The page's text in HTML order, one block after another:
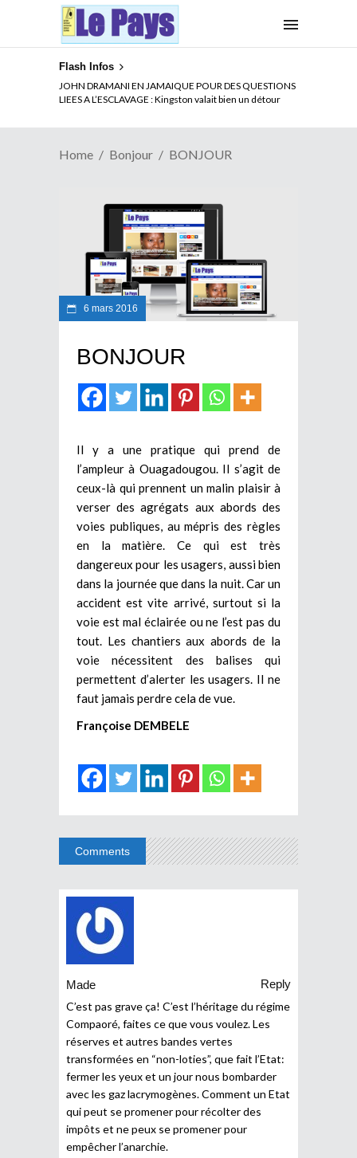
Flash Infos
JOHN DRAMANI EN JAMAIQUE POUR DES QUESTIONS
LIEES A L’ESCLAVAGE : Kingston valait bien un détour
Home Bonjour BONJOUR
6 mars 2016
BONJOUR
Il y a une pratique qui prend de
l’ampleur à Ouagadougou. Il s’agit de
ceux-là qui prennent un malin plaisir à
verser des agrégats aux abords des
voies publiques, au mépris des règles
en la matière. Ce qui est très
dangereux pour les usagers, aussi bien
dans la journée que dans la nuit. Car un
accident est vite arrivé, surtout si la
voie est mal éclairée ou ne l’est pas du
tout. Les chantiers aux abords de la
voie nécessitent des balises qui
permettent d’alerter les usagers. Il ne
faut jamais perdre cela de vue.
Françoise DEMBELE
Comments
Made
Reply
C’est pas grave ça! C’est l’héritage du régime
Compaoré, faites ce que vous voulez. Les
réserves et autres bandes vertes
transformées en “non-loties”, que fait l’Etat:
fermer les yeux et un jour nous bombarder
avec les gaz lacrymogènes. Comment un Etat
qui peut se promener pour récolter des
impôts et ne peux se promener pour
empêcher l’anarchie.